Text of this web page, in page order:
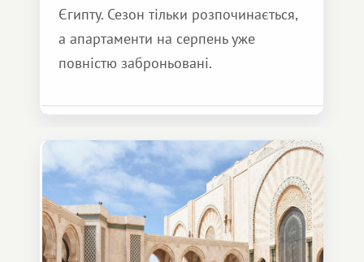
Єгипту. Сезон тільки розпочинається,
а апартаменти на серпень уже
повністю заброньовані.